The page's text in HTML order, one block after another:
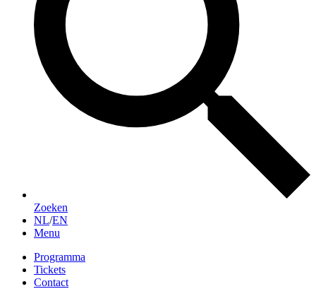
Zoeken
NL/EN
Menu
Programma
Tickets
Contact